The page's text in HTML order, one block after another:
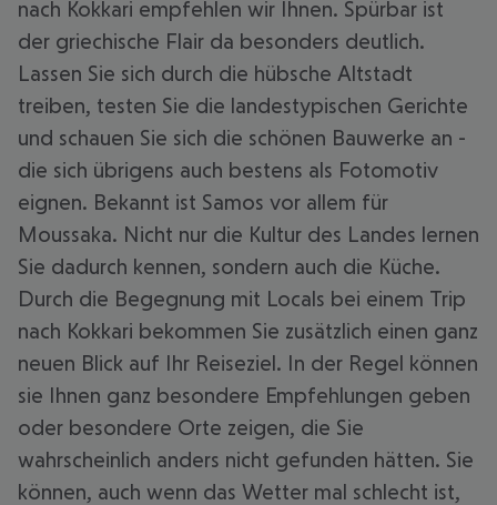
nach Kokkari empfehlen wir Ihnen. Spürbar ist
der griechische Flair da besonders deutlich.
Lassen Sie sich durch die hübsche Altstadt
treiben, testen Sie die landestypischen Gerichte
und schauen Sie sich die schönen Bauwerke an -
die sich übrigens auch bestens als Fotomotiv
eignen. Bekannt ist Samos vor allem für
Moussaka. Nicht nur die Kultur des Landes lernen
Sie dadurch kennen, sondern auch die Küche.
Durch die Begegnung mit Locals bei einem Trip
nach Kokkari bekommen Sie zusätzlich einen ganz
neuen Blick auf Ihr Reiseziel. In der Regel können
sie Ihnen ganz besondere Empfehlungen geben
oder besondere Orte zeigen, die Sie
wahrscheinlich anders nicht gefunden hätten. Sie
können, auch wenn das Wetter mal schlecht ist,